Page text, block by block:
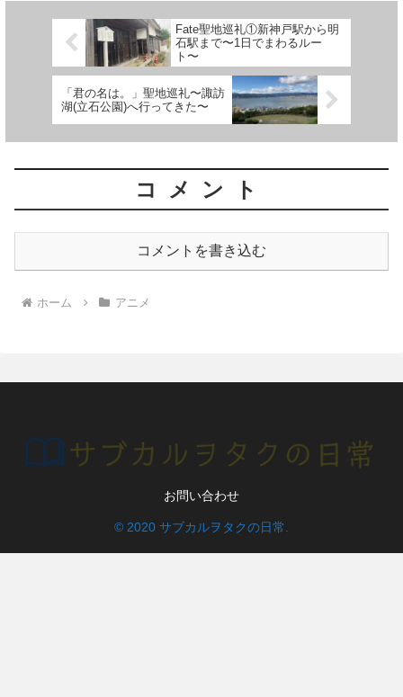
Fate聖地巡礼①新神戸駅から明
石駅まで〜1日でまわるルー
ト〜
「君の名は。」聖地巡礼〜諏訪
湖(立石公園)へ行ってきた〜
コメント
コメントを書き込む
ホーム アニメ
お問い合わせ
© 2020 サブカルヲタクの日常.